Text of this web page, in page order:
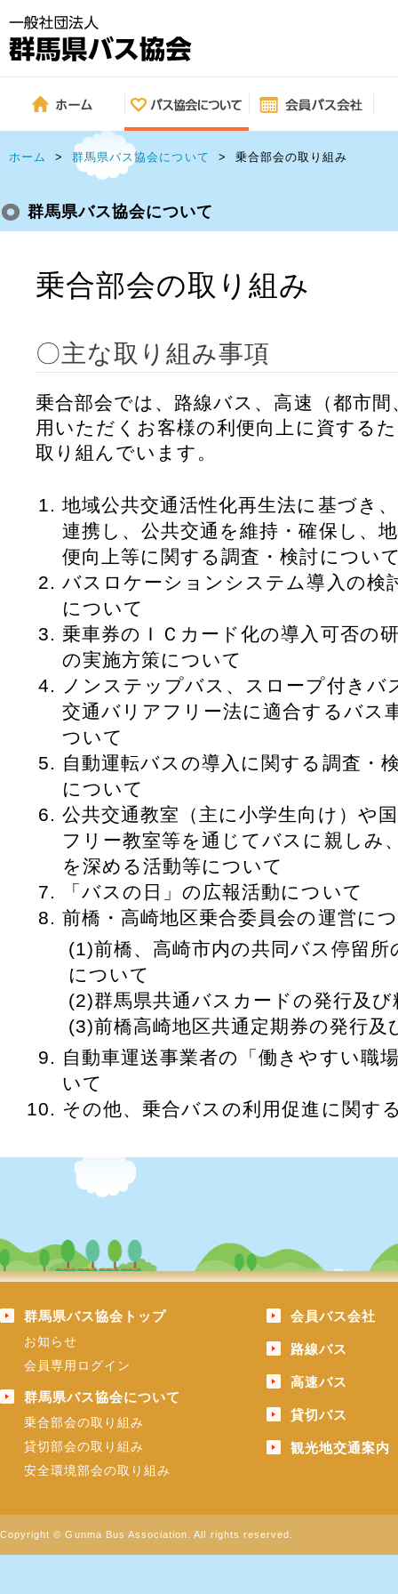
ホーム > 群馬県バス協会について > 乗合部会の取り組み
群馬県バス協会について
乗合部会の取り組み
〇主な取り組み事項
乗合部会では、路線バス、高速（都市
用いただくお客様の利便向上に資する
取り組んでいます。
地域公共交通活性化再生法に基づき
連携し、公共交通を維持・確保し、
便向上等に関する調査・検討につい
バスロケーションシステム導入の検
について
乗車券のＩＣカード化の導入可否の
の実施方策について
ノンステップバス、スロープ付きバ
交通バリアフリー法に適合するバス
ついて
自動運転バスの導入に関する調査・
について
公共交通教室（主に小学生向け）や
フリー教室等を通じてバスに親しみ
を深める活動等について
「バスの日」の広報活動について
前橋・高崎地区乗合委員会の運営に
前橋、高崎市内の共同バス停留
について
群馬県共通バスカードの発行及
前橋高崎地区共通定期券の発行及
自動車運送事業者の「働きやすい職
いて
その他、乗合バスの利用促進に関す
群馬県バス協会トップ
お知らせ
会員専用ログイン
群馬県バス協会について
乗合部会の取り組み
貸切部会の取り組み
安全環境部会の取り組み
会員バス会社
路線バス
高速バス
貸切バス
観光地交通案内
Copyright © Gunma Bus Association. All rights reserved.